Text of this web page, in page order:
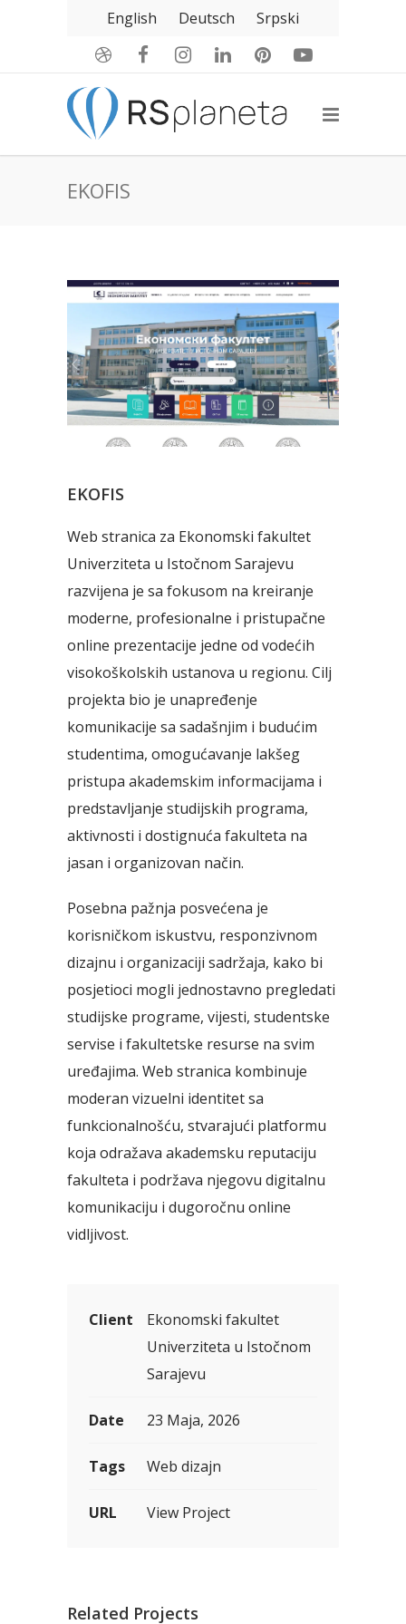
English Deutsch Srpski
EKOFIS
EKOFIS
Web stranica za Ekonomski fakultet
Univerziteta u Istočnom Sarajevu
razvijena je sa fokusom na kreiranje
moderne, profesionalne i pristupačne
online prezentacije jedne od vodećih
visokoškolskih ustanova u regionu. Cilj
projekta bio je unapređenje
komunikacije sa sadašnjim i budućim
studentima, omogućavanje lakšeg
pristupa akademskim informacijama i
predstavljanje studijskih programa,
aktivnosti i dostignuća fakulteta na
jasan i organizovan način.
Posebna pažnja posvećena je
korisničkom iskustvu, responzivnom
dizajnu i organizaciji sadržaja, kako bi
posjetioci mogli jednostavno pregledati
studijske programe, vijesti, studentske
servise i fakultetske resurse na svim
uređajima. Web stranica kombinuje
moderan vizuelni identitet sa
funkcionalnošću, stvarajući platformu
koja odražava akademsku reputaciju
fakulteta i podržava njegovu digitalnu
komunikaciju i dugoročnu online
vidljivost.
Client
Ekonomski fakultet
Univerziteta u Istočnom
Sarajevu
Date 23 Maja, 2026
Tags Web dizajn
URL View Project
Related Projects